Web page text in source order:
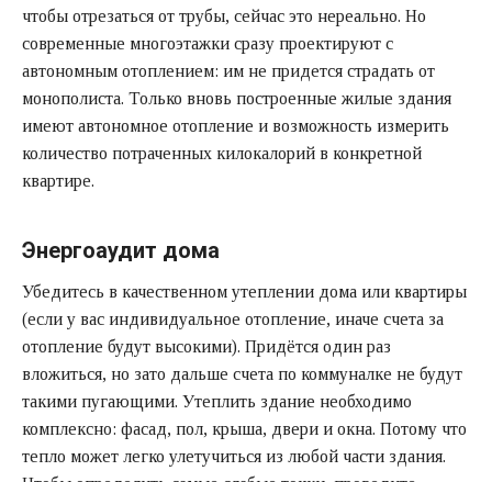
чтобы отрезаться от трубы, сейчас это нереально. Но
современные многоэтажки сразу проектируют с
автономным отоплением: им не придется страдать от
монополиста. Только вновь построенные жилые здания
имеют автономное отопление и возможность измерить
количество потраченных килокалорий в конкретной
квартире.
Энергоаудит дома
Убедитесь в качественном утеплении дома или квартиры
(если у вас индивидуальное отопление, иначе счета за
отопление будут высокими). Придётся один раз
вложиться, но зато дальше счета по коммуналке не будут
такими пугающими. Утеплить здание необходимо
комплексно: фасад, пол, крыша, двери и окна. Потому что
тепло может легко улетучиться из любой части здания.